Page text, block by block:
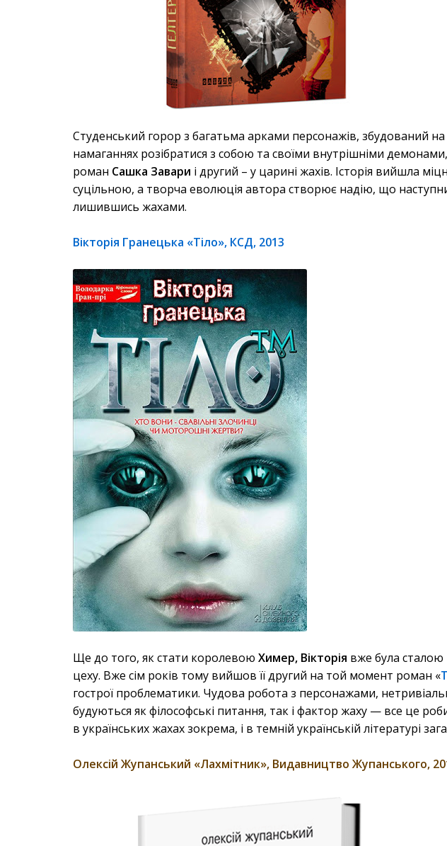
Студенський горор з багатьма арками персонажів, збудований
намаганнях розібратися з собою та своїми внутрішніми демонами,
роман Сашка Завари і другий – у царині жахів. Історія вийшла
суцільною, а творча еволюція автора створює надію, що
лишившись жахами.
Вікторія Гранецька «Тіло», КСД, 2013
Ще до того, як стати королевоюХимер, Вікторія вже була сталою
цеху. Вже сім років тому вийшов її другий на той момент роман «
гострої проблематики. Чудова робота з персонажами,
будуються як філософські питання, так і фактор жаху — все це
в українських жахах зокрема, і в темній українській літературі
Олексій Жупанський «Лахмітник», Видавництво Жупанського,